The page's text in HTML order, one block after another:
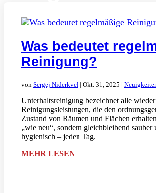
Was bedeutet
Reinigung?
von Sergej Niderkvel | Okt. 31, 2025 |
Unterhaltsreinigung bezeichnet alle
Reinigungsleistungen, die den
Zustand von Räumen und Flächen
„wie neu“, sondern gleichbleibend sauber
hygienisch – jeden Tag.
MEHR LESEN